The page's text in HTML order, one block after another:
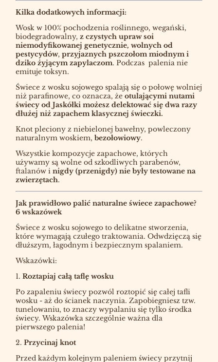
Kilka dodatkowych informacji:
Wosk w 100% pochodzenia roślinnego, wegański,
biodegradowalny, z czystych upraw soi
niemodyfikowanej genetycznie, wolnych od
pestycydów, przyjaznych pszczołom miodnym i
dziko żyjącym zapylaczom. Podczas palenia nie
emituje toksyn.
Świece z wosku sojowego spalają się o połowę wolniej
niż parafinowe, co oznacza, że otulającymi nutami
świecy od Jaskółki możesz delektować się dwa razy
dłużej niż zapachem klasycznej świeczki.
Knot pleciony z niebielonej bawełny, powleczony
naturalnym woskiem, bezołowiowy.
Wszystkie kompozycje zapachowe, których
używamy są wolne od szkodliwych parabenów,
ftalanów i nigdy (przenigdy) nie były testowane na
zwierzętach.
Jak prawidłowo palić naturalne świece zapachowe?
6 wskazówek
Świece z wosku sojowego to delikatne stworzenia,
które wymagają czułego traktowania. Odwdzięczą się
dłuższym, łagodnym i bezpiecznym spalaniem.
Wskazówki:
1. Roztapiaj całą taflę wosku
Po zapaleniu świecy pozwól roztopić się całej tafli
wosku - aż do ścianek naczynia. Zapobiegniesz tzw.
tunelowaniu, to znaczy wypalaniu się tylko środka
świecy. Wskazówka szczególnie ważna dla
pierwszego palenia!
2. Przycinaj knot
Przed każdym kolejnym paleniem świecy przytnij